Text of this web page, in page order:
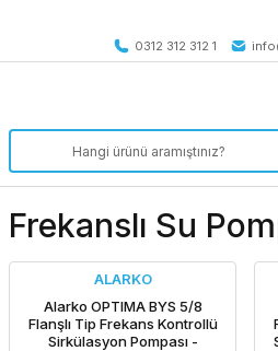
0312 312 312 1
Frekanslı Su
ALARKO
Alarko OPTIMA BYS 5/8
Flanşlı Tip Frekans Kontrollü
Sirkülasyon Pompası -